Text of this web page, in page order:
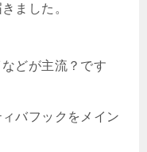
ました。
どが主流？です
バフックをメイン